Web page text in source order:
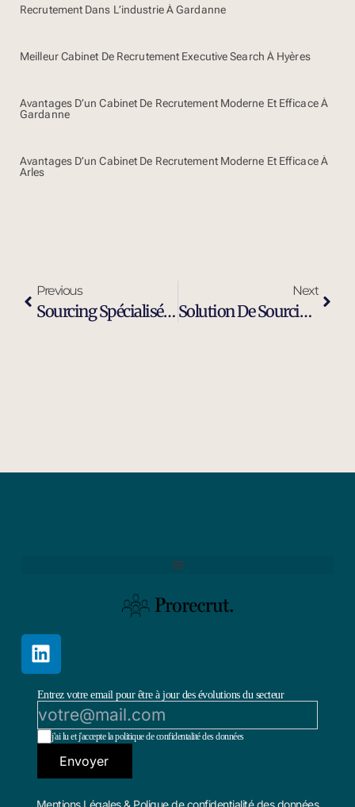
Recrutement Dans L’industrie À Gardanne
Meilleur Cabinet De Recrutement Executive Search À Hyères
Avantages D’un Cabinet De Recrutement Moderne Et Efficace À
Gardanne
Avantages D’un Cabinet De Recrutement Moderne Et Efficace À
Arles
Previous
Sourcing Spécialisé Profil Industriel À Aubagne
Next
Solution De Sourcing Et Recrutement Externalisé À Aubagne
Entrez votre email pour être à jour des évolutions du secteur
j'ai lu et j'accepte la politique de confidentalité des données
Envoyer
Mentions Légales & Polique de confidentialité des données